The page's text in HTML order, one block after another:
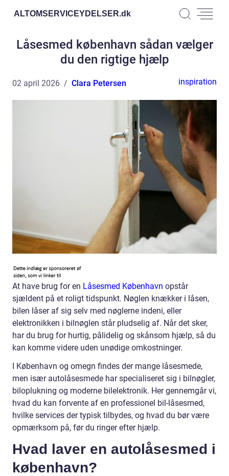
ALTOMSERVICEYDELSER.dk
Låsesmed københavn sådan vælger
du den rigtige hjælp
02 april 2026 Clara Petersen inspiration
At have brug for en Låsesmed København opstår
sjældent på et roligt tidspunkt. Nøglen knækker i låsen,
bilen låser af sig selv med nøglerne indeni, eller
elektronikken i bilnøglen står pludselig af. Når det sker,
har du brug for hurtig, pålidelig og skånsom hjælp, så du
kan komme videre uden unødige omkostninger.
I København og omegn findes der mange låsesmede,
men især autolåsesmede har specialiseret sig i bilnøgler,
biloplukning og moderne bilelektronik. Her gennemgår vi,
hvad du kan forvente af en professionel bil-låsesmed,
hvilke services der typisk tilbydes, og hvad du bør være
opmærksom på, før du ringer efter hjælp.
Hvad laver en autolåsesmed i
københavn?